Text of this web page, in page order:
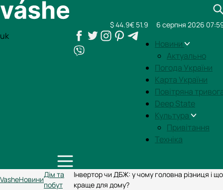
uk
Новини
Актуально
Погода України
Карта України
Повітряна
Deep State
Культура
Привітання
Техніка
$ 44.9€ 51.9 6 серпня 2026
VasheНовини
Дім та
побут
Інвертор чи ДБЖ: у чому головна різниця і що
краще для дому?